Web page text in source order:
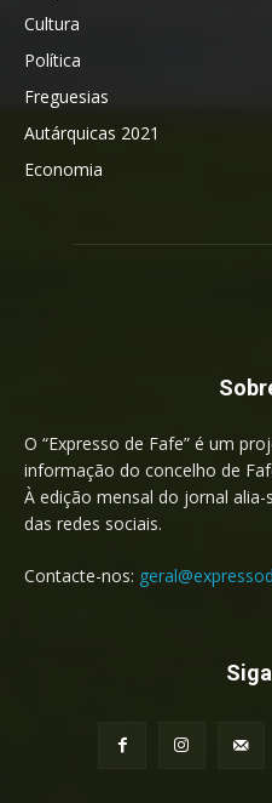
Cultura
Política
Freguesias
Autárquicas 2021
Economia
O “Expresso de Fafe” é um
informação do concelho de
À edição mensal do jornal
das redes sociais.
Contacte-nos: